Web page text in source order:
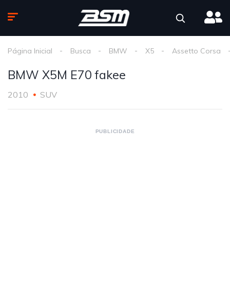
Página Inicial Busca BMW X5 Assetto Corsa
BMW X5M E70 fakee
2010 SUV
PUBLICIDADE